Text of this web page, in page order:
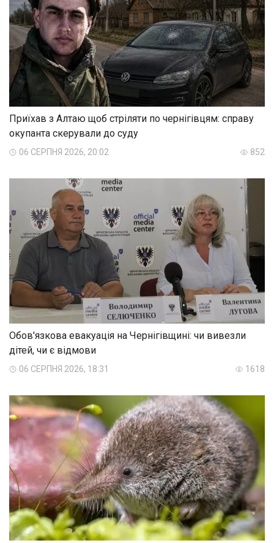
Приїхав з Алтаю щоб стріляти по чернігівцям: справу
окупанта скерували до суду
06 СЕРПНЯ 2026, 20:02 852
Обов'язкова евакуація на Чернігівщині: чи вивезли
дітей, чи є відмови
06 СЕРПНЯ 2026, 18:31 1618